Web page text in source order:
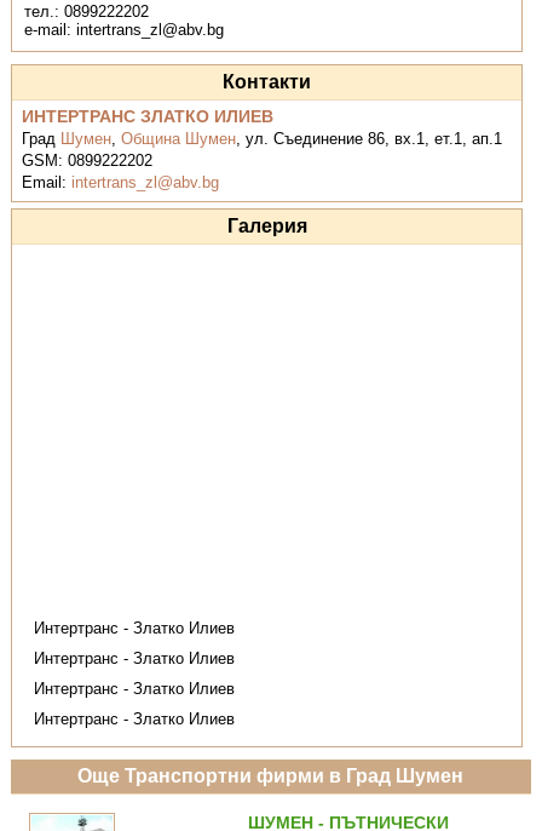
тел.: 0899222202
е-mail: intertrans_zl@abv.bg
Контакти
ИНТЕРТРАНС ЗЛАТКО ИЛИЕВ
Град Шумен,Община Шумен,ул. Съединение 86, вх.1, ет.1, ап.1
GSM:0899222202
Email: intertrans_zl@abv.bg
Галерия
Интертранс - Златко Илиев
Интертранс - Златко Илиев
Интертранс - Златко Илиев
Интертранс - Златко Илиев
Още Транспортни фирми в Град Шумен
ШУМЕН - ПЪТНИЧЕСКИ